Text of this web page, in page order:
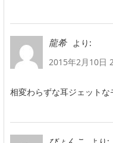
龍希
より:
2015年2月10日
相変わらずな耳ジェットな